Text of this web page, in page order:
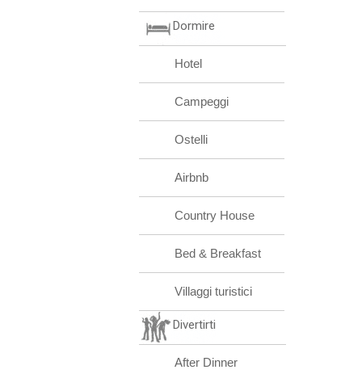
Dormire
Hotel
Campeggi
Ostelli
Airbnb
Country House
Bed & Breakfast
Villaggi turistici
Divertirti
After Dinner